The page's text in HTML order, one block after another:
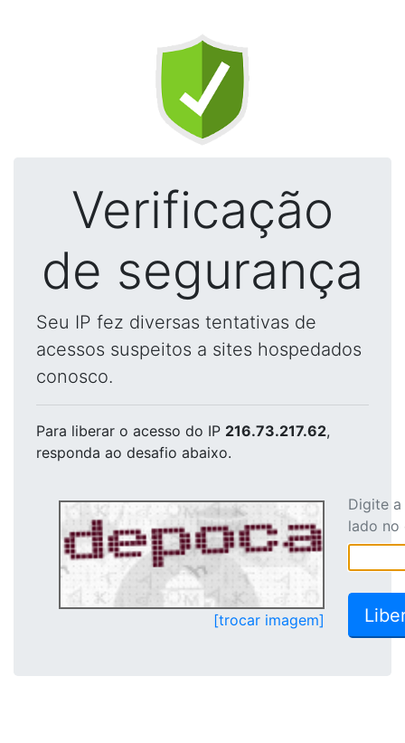
Verificação
de segurança
Seu IP fez diversas tentativas de
acessos suspeitos a sites hospedados
conosco.
Para liberar o acesso do IP 216.73.217.62,
responda ao desafio abaixo.
[trocar imagem]
Digite
lado no